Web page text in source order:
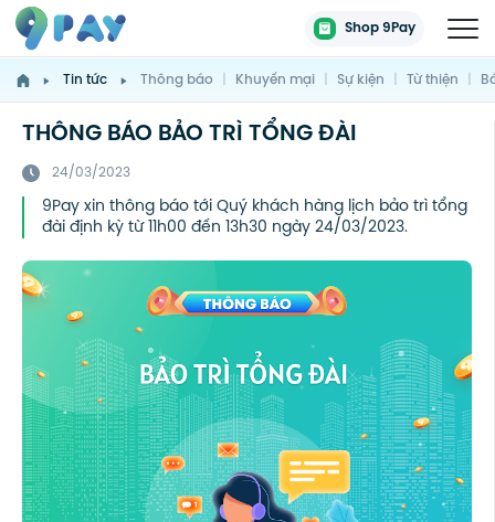
Shop 9Pay
Tin tức Thông báo | Khuyến mại | Sự kiện | Từ thiện |
THÔNG BÁO BẢO TRÌ TỔNG ĐÀI
24/03/2023
9Pay xin thông báo tới Quý khách hàng lịch bảo trì tổng
đài định kỳ từ 11h00 đến 13h30 ngày 24/03/2023.